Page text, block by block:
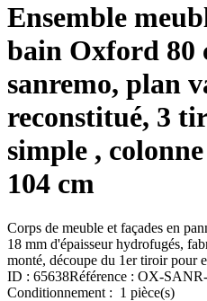
Ensemble
bain Oxford 80
sanremo, plan
reconstitué, 3
simple ,
104 cm
Corps de meuble et façades en
18 mm d'épaisseur hydrofugés,
monté, découpe du 1er tiroir pour
ID : 65638Référence : OX-
Conditionnement : 1 pièce(s)